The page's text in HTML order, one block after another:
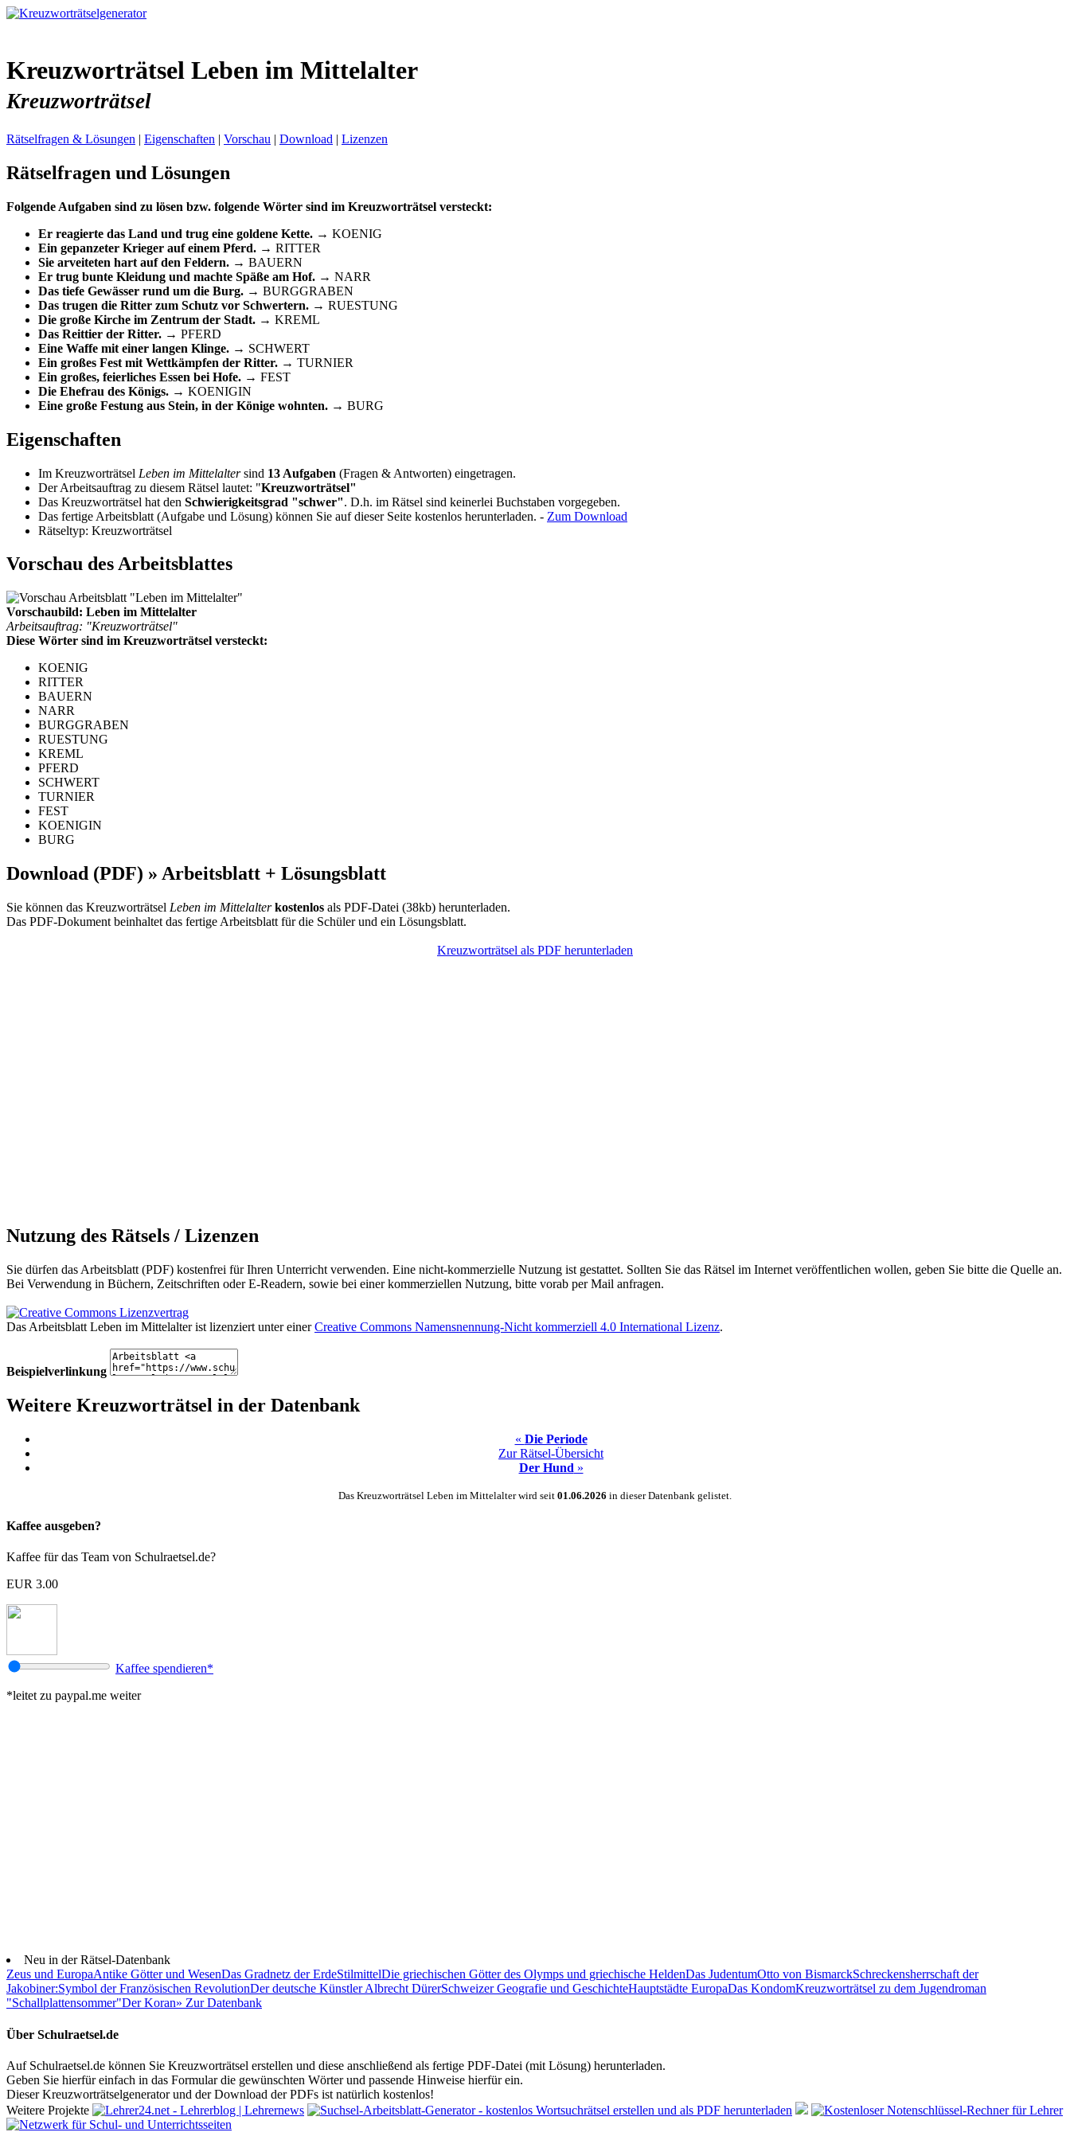
Kreuzworträtsel Leben im Mittelalter
Kreuzworträtsel
Rätselfragen & Lösungen | Eigenschaften | Vorschau | Download | Lizenzen
Rätselfragen und Lösungen
Folgende Aufgaben sind zu lösen bzw. folgende Wörter sind im Kreuzworträtsel versteckt:
Er reagierte das Land und trug eine goldene Kette. → KOENIG
Ein gepanzeter Krieger auf einem Pferd. → RITTER
Sie arveiteten hart auf den Feldern. → BAUERN
Er trug bunte Kleidung und machte Späße am Hof. → NARR
Das tiefe Gewässer rund um die Burg. → BURGGRABEN
Das trugen die Ritter zum Schutz vor Schwertern. → RUESTUNG
Die große Kirche im Zentrum der Stadt. → KREML
Das Reittier der Ritter. → PFERD
Eine Waffe mit einer langen Klinge. → SCHWERT
Ein großes Fest mit Wettkämpfen der Ritter. → TURNIER
Ein großes, feierliches Essen bei Hofe. → FEST
Die Ehefrau des Königs. → KOENIGIN
Eine große Festung aus Stein, in der Könige wohnten. → BURG
Eigenschaften
Im Kreuzworträtsel Leben im Mittelaltersind 13 Aufgaben (Fragen & Antworten) eingetragen.
Der Arbeitsauftrag zu diesem Rätsel lautet: "Kreuzworträtsel"
Das Kreuzworträtsel hat den Schwierigkeitsgrad "schwer". D.h. im Rätsel sind keinerlei Buchstaben vorgegeben.
Das fertige Arbeitsblatt (Aufgabe und Lösung) können Sie auf dieser Seite kostenlos herunterladen. - Zum Download
Rätseltyp: Kreuzworträtsel
Vorschau des Arbeitsblattes
Vorschaubild: Leben im Mittelalter
Arbeitsauftrag: "Kreuzworträtsel"
Diese Wörter sind im Kreuzworträtsel versteckt:
KOENIG
RITTER
BAUERN
NARR
BURGGRABEN
RUESTUNG
KREML
PFERD
SCHWERT
TURNIER
FEST
KOENIGIN
BURG
Download (PDF) » Arbeitsblatt + Lösungsblatt
Sie können das Kreuzworträtsel Leben im Mittelalter kostenlos als PDF-Datei (38kb) herunterladen.
Das PDF-Dokument beinhaltet das fertige Arbeitsblatt für die Schüler und ein Lösungsblatt.
Kreuzworträtsel als PDF herunterladen
Nutzung des Rätsels / Lizenzen
Sie dürfen das Arbeitsblatt (PDF) kostenfrei für Ihren Unterricht verwenden. Eine nicht-kommerzielle Nutzung ist gestattet. Sollten Sie das Rätsel im Internet veröffentlichen wollen, geben Sie bitte die Quelle an.
Bei Verwendung in Büchern, Zeitschriften oder E-Readern, sowie bei einer kommerziellen Nutzung, bitte vorab per Mail anfragen.
Das Arbeitsblatt Leben im Mittelalterist lizenziert unter einerCreative Commons Namensnennung-Nicht kommerziell 4.0 International Lizenz.
Beispielverlinkung
Weitere Kreuzworträtsel in der Datenbank
« Die Periode
Zur Rätsel-Übersicht
Der Hund »
Das Kreuzworträtsel Leben im Mittelalter wird seit 01.06.2026 in dieser Datenbank gelistet.
Kaffee ausgeben?
Kaffee für das Team von Schulraetsel.de?
EUR 3.00
Kaffee spendieren*
*leitet zu paypal.me weiter
Neu in der Rätsel-Datenbank
Zeus und EuropaAntike Götter und WesenDas Gradnetz der ErdeStilmittelDie griechischen Götter des Olymps und griechische HeldenDas JudentumOtto von BismarckSchreckensherrschaft der
Jakobiner:Symbol der Französischen RevolutionDer deutsche Künstler Albrecht DürerSchweizer Geografie und GeschichteHauptstädte EuropaDas KondomKreuzworträtsel zu dem Jugendroman
"Schallplattensommer"Der Koran» Zur Datenbank
Über Schulraetsel.de
Auf Schulraetsel.de können Sie Kreuzworträtsel erstellen und diese anschließend als fertige PDF-Datei (mit Lösung) herunterladen.
Geben Sie hierfür einfach in das Formular die gewünschten Wörter und passende Hinweise hierfür ein.
Dieser Kreuzworträtselgenerator und der Download der PDFs ist natürlich kostenlos!
Weitere Projekte